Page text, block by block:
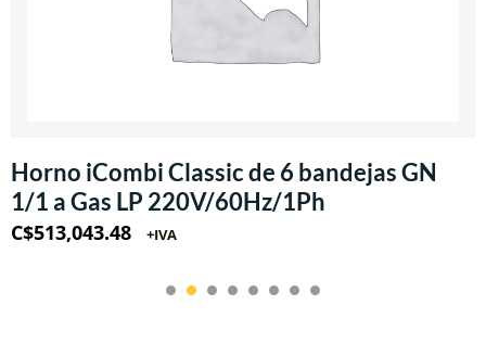
Horno iCombi Classic de 6 bandejas GN
1/1 a Gas LP 220V/60Hz/1Ph
C$513,043.48 +IVA